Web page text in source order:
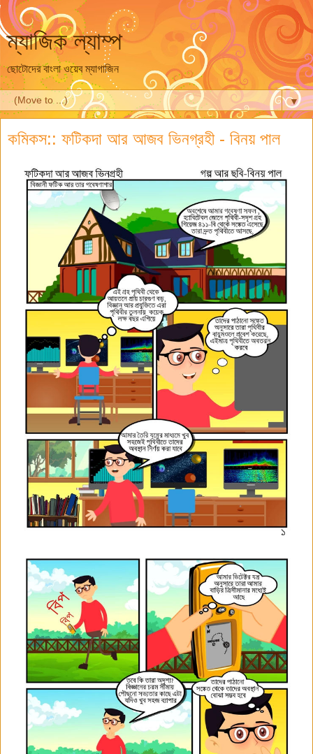
ম্যাজিক ল্যাম্প
ছোটোদের বাংলা ওয়েব ম্যাগাজিন
▼
কমিকস:: ফটিকদা আর আজব ভিনগ্রহী - বিনয় পাল